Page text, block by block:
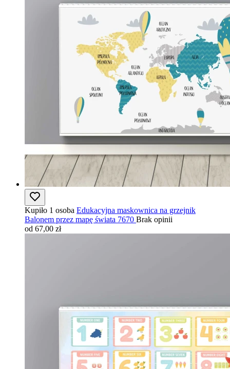
Kupiło 1 osoba Edukacyjna maskownica na grzejnik
Balonem przez mapę świata 7670 Brak opinii
od 67,00 zł